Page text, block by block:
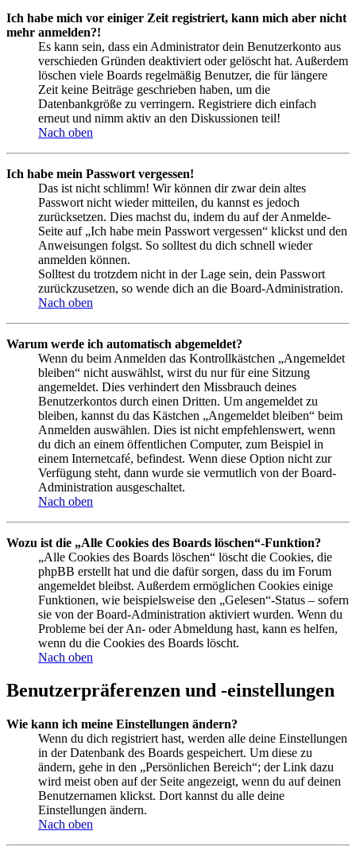
Ich habe mich vor einiger Zeit registriert, kann mich aber nicht
mehr anmelden?!
Es kann sein, dass ein Administrator dein Benutzerkonto aus
verschieden Gründen deaktiviert oder gelöscht hat. Außerdem
löschen viele Boards regelmäßig Benutzer, die für längere
Zeit keine Beiträge geschrieben haben, um die
Datenbankgröße zu verringern. Registriere dich einfach
erneut und nimm aktiv an den Diskussionen teil!
Nach oben
Ich habe mein Passwort vergessen!
Das ist nicht schlimm! Wir können dir zwar dein altes
Passwort nicht wieder mitteilen, du kannst es jedoch
zurücksetzen. Dies machst du, indem du auf der Anmelde-
Seite auf „Ich habe mein Passwort vergessen“ klickst und den
Anweisungen folgst. So solltest du dich schnell wieder
anmelden können.
Solltest du trotzdem nicht in der Lage sein, dein Passwort
zurückzusetzen, so wende dich an die Board-Administration.
Nach oben
Warum werde ich automatisch abgemeldet?
Wenn du beim Anmelden das Kontrollkästchen „Angemeldet
bleiben“ nicht auswählst, wirst du nur für eine Sitzung
angemeldet. Dies verhindert den Missbrauch deines
Benutzerkontos durch einen Dritten. Um angemeldet zu
bleiben, kannst du das Kästchen „Angemeldet bleiben“ beim
Anmelden auswählen. Dies ist nicht empfehlenswert, wenn
du dich an einem öffentlichen Computer, zum Beispiel in
einem Internetcafé, befindest. Wenn diese Option nicht zur
Verfügung steht, dann wurde sie vermutlich von der Board-
Administration ausgeschaltet.
Nach oben
Wozu ist die „Alle Cookies des Boards löschen“-Funktion?
„Alle Cookies des Boards löschen“ löscht die Cookies, die
phpBB erstellt hat und die dafür sorgen, dass du im Forum
angemeldet bleibst. Außerdem ermöglichen Cookies einige
Funktionen, wie beispielsweise den „Gelesen“-Status – sofern
sie von der Board-Administration aktiviert wurden. Wenn du
Probleme bei der An- oder Abmeldung hast, kann es helfen,
wenn du die Cookies des Boards löscht.
Nach oben
Benutzerpräferenzen und -einstellungen
Wie kann ich meine Einstellungen ändern?
Wenn du dich registriert hast, werden alle deine Einstellungen
in der Datenbank des Boards gespeichert. Um diese zu
ändern, gehe in den „Persönlichen Bereich“; der Link dazu
wird meist oben auf der Seite angezeigt, wenn du auf deinen
Benutzernamen klickst. Dort kannst du alle deine
Einstellungen ändern.
Nach oben